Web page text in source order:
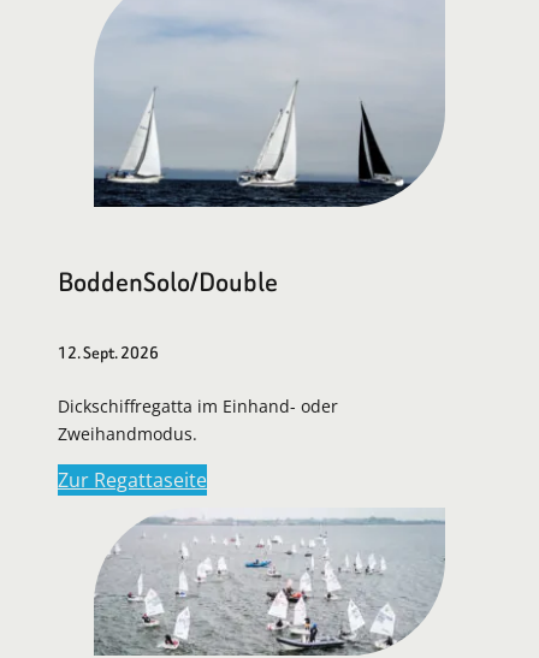
BoddenSolo/Double
12. Sept. 2026
Dickschiffregatta im Einhand- oder
Zweihandmodus.
Zur Regattaseite